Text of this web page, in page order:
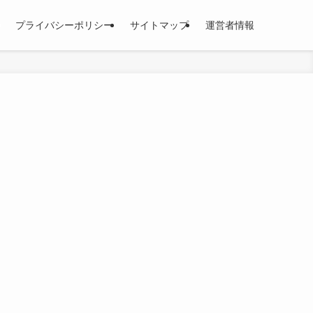
プライバシーポリシー サイトマップ 運営者情報